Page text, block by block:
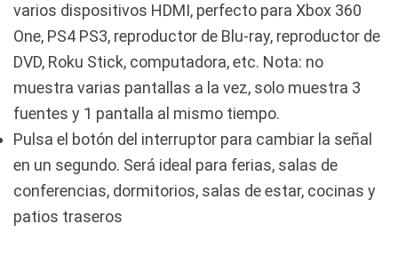
varios dispositivos HDMI, perfecto para Xbox 360
One, PS4 PS3, reproductor de Blu-ray, reproductor de
DVD, Roku Stick, computadora, etc. Nota: no
muestra varias pantallas a la vez, solo muestra 3
fuentes y 1 pantalla al mismo tiempo.
Pulsa el botón del interruptor para cambiar la señal
en un segundo. Será ideal para ferias, salas de
conferencias, dormitorios, salas de estar, cocinas y
patios traseros